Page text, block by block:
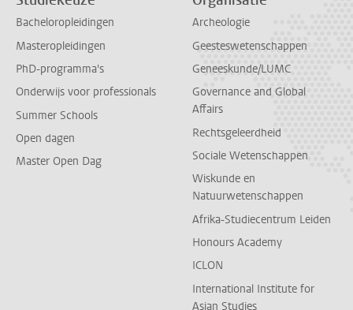
Bacheloropleidingen
Masteropleidingen
PhD-programma's
Onderwijs voor professionals
Summer Schools
Open dagen
Master Open Dag
Archeologie
Geesteswetenschappen
Geneeskunde/LUMC
Governance and Global
Affairs
Rechtsgeleerdheid
Sociale Wetenschappen
Wiskunde en
Natuurwetenschappen
Afrika-Studiecentrum Leiden
Honours Academy
ICLON
International Institute for
Asian Studies